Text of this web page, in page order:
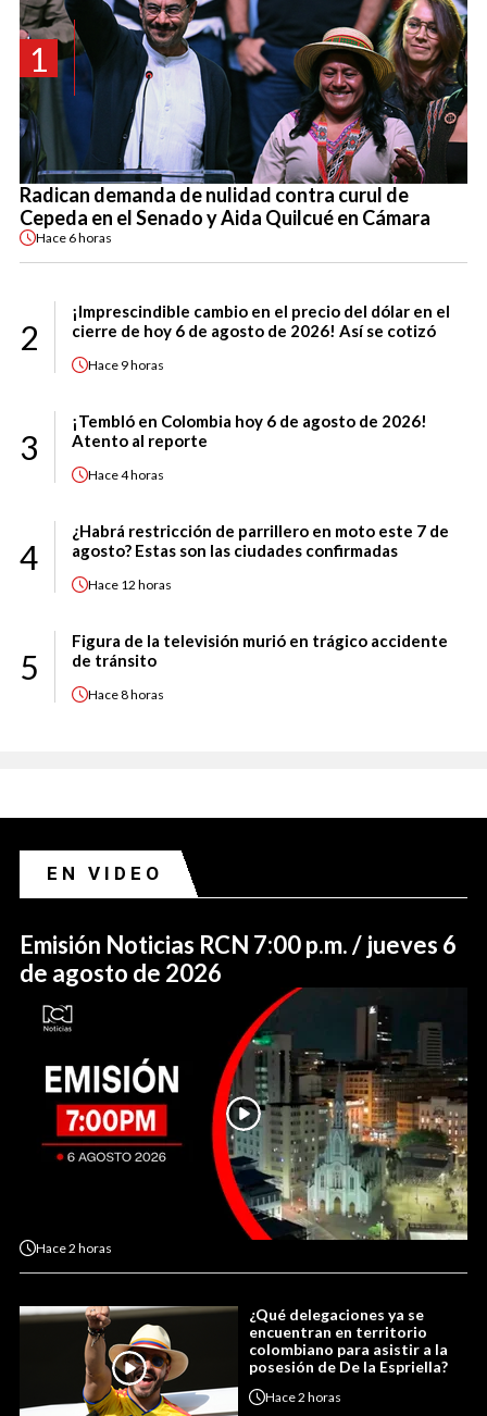
1
Radican demanda de nulidad contra curul de
Cepeda en el Senado y Aida Quilcué en Cámara
Hace 6 horas
2
¡Imprescindible cambio en el precio del dólar en el
cierre de hoy 6 de agosto de 2026! Así se cotizó
Hace 9 horas
3
¡Tembló en Colombia hoy 6 de agosto de 2026!
Atento al reporte
Hace4 horas
4
¿Habrá restricción de parrillero en moto este 7 de
agosto? Estas son las ciudades confirmadas
Hace 12 horas
5
Figura de la televisión murió en trágico accidente
de tránsito
Hace8 horas
EN VIDEO
Emisión Noticias RCN 7:00 p.m. / jueves 6
de agosto de 2026
Hace2 horas
¿Qué delegaciones ya se
encuentran en territorio
colombiano para asistir a la
posesión de De la Espriella?
Hace2 horas